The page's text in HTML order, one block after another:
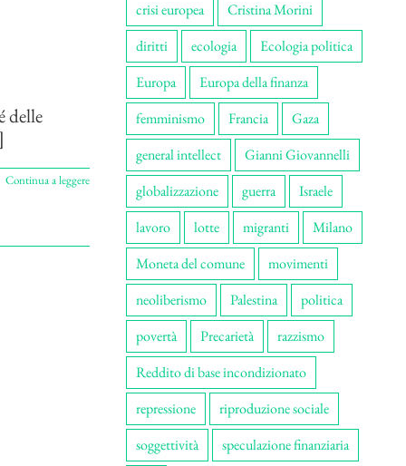
delle
Continua a leggere
crisi europea
Cristina Morini
diritti
ecologia
Ecologia politica
Europa
Europa della finanza
femminismo
Francia
Gaza
general intellect
Gianni Giovannelli
globalizzazione
guerra
Israele
lavoro
lotte migranti
Milano
Moneta del comune
movimenti
neoliberismo
Palestina
politica
povertà
Precarietà
razzismo
Reddito di base incondizionato
repressione
riproduzione sociale
soggettività
speculazione finanziaria